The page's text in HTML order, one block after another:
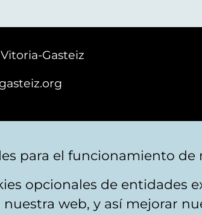
Vitoria-Gasteiz
para el funcionamiento de
opcionales de entidades
web, y así mejorar